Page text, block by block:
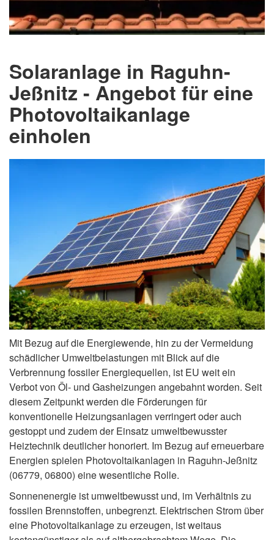
Solaranlage in Raguhn-
Jeßnitz - Angebot für eine
Photovoltaikanlage
einholen
Mit Bezug auf die Energiewende, hin zu der Vermeidung
schädlicher Umweltbelastungen mit Blick auf die
Verbrennung fossiler Energiequellen, ist EU weit ein
Verbot von Öl- und Gasheizungen angebahnt worden. Seit
diesem Zeitpunkt werden die Förderungen für
konventionelle Heizungsanlagen verringert oder auch
gestoppt und zudem der Einsatz umweltbewusster
Heiztechnik deutlicher honoriert. Im Bezug auf erneuerbare
Energien spielen Photovoltaikanlagen in Raguhn-Jeßnitz
(06779, 06800) eine wesentliche Rolle.
Sonnenenergie ist umweltbewusst und, im Verhältnis zu
fossilen Brennstoffen, unbegrenzt. Elektrischen Strom über
eine Photovoltaikanlage zu erzeugen, ist weitaus